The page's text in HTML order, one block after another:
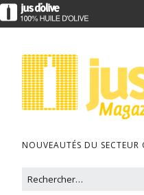
NOUVEAUTÉS DU SECTEUR